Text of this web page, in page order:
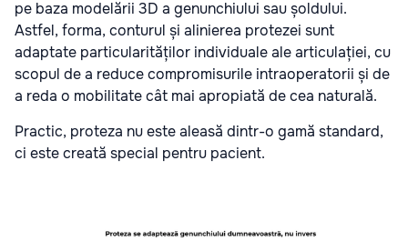
pe baza modelării 3D a genunchiului sau șoldului.
Astfel, forma, conturul și alinierea protezei sunt
adaptate particularităților individuale ale articulației, cu
scopul de a reduce compromisurile intraoperatorii și de
a reda o mobilitate cât mai apropiată de cea naturală.
Practic, proteza nu este aleasă dintr-o gamă standard,
ci este creată special pentru pacient.